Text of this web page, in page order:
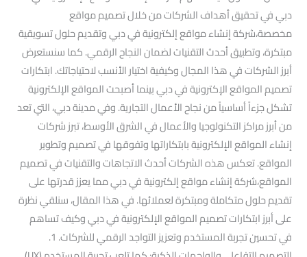
دبي في تحقيق أهداف الشركات من خلال تصميم مواقع
مخصصة،شركة إنشاء مواقع إلكترونية في دبي وتقديم حلول تسويقية
مبتكرة، وتطبيق أحدث التقنيات لضمان النجاح الرقمي. كما سنستعرض
أبرز الشركات في هذا المجال وكيفية اختيار الأنسب لاحتياجاتك. ابتكارات
تصميم المواقع الإكترونية في دبي بينما أصبحت المواقع الإلكترونية
تشكل جزءاً أساسياً من نجاح الأعمال التجارية. وفي مدينة دبي، التي تعد
من أبرز مراكز التكنولوجيا والأعمال في الشرق الأوسط، تبرز شركات
إنشاء المواقع الإلكترونية بابتكاراتها وتفوقها في تصميم وتطوير
المواقع. تعكس هذه الشركات أحدث الاتجاهات والتقنيات في تصميم
المواقع،شركة إنشاء مواقع إلكترونية في دبي مما يعزز قدرتها على
تقديم حلول متكاملة ومبتكرة لعملائها. في هذا المقال، سنلقي نظرة
على أبرز ابتكارات تصميم المواقع الإلكترونية في دبي وكيف تساهم
في تحسين تجربة المستخدم وتعزيز التواجد الرقمي للشركات. 1.